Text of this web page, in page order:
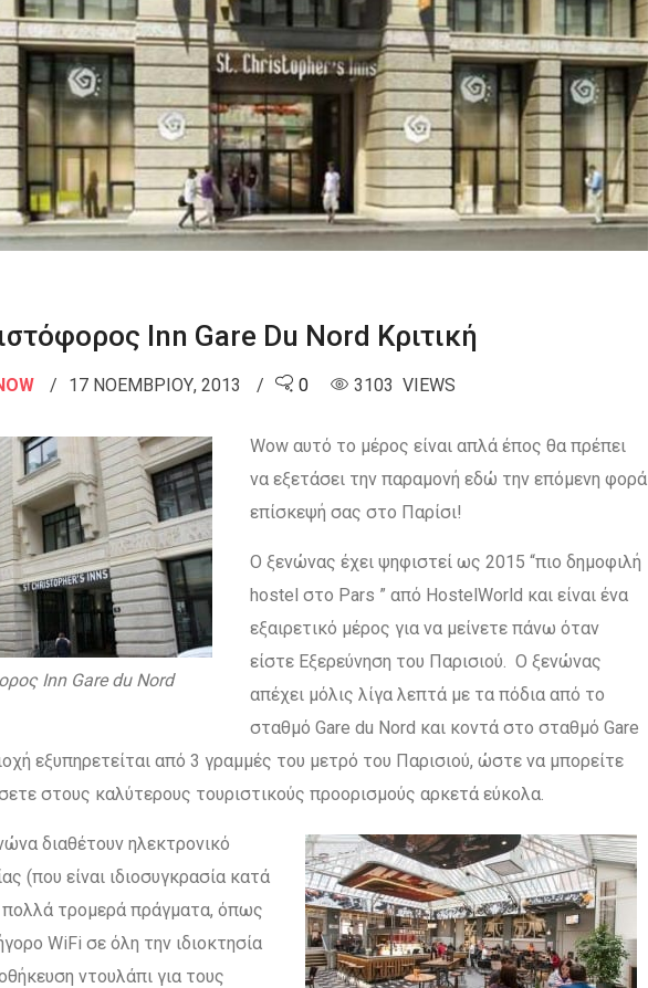
Inn Gare Du Nord Κριτική
17 ΝΟΕΜΒΡΊΟΥ, 2013 0 3103 VIEWS
Inn Gare du Nord
Wow αυτό το μέρος είναι απλά έπος θα πρέπει
να εξετάσει την παραμονή εδώ την επόμενη φορά
επίσκεψή σας στο Παρίσι!
Ο ξενώνας έχει ψηφιστεί ως 2015 “πιο δημοφιλή
hostel στο Pars ” από HostelWorld και είναι ένα
εξαιρετικό μέρος για να μείνετε πάνω όταν
είστε Εξερεύνηση του Παρισιού. Ο ξενώνας
απέχει μόλις λίγα λεπτά με τα πόδια από το
σταθμό Gare du Nord και κοντά στο σταθμό Gare
εξυπηρετείται από 3 γραμμές του μετρό του Παρισιού, ώστε να μπορείτε
στους καλύτερους τουριστικούς προορισμούς αρκετά εύκολα.
διαθέτουν ηλεκτρονικό
(που είναι ιδιοσυγκρασία κατά
πολλά τρομερά πράγματα, όπως
WiFi σε όλη την ιδιοκτησία
ντουλάπι για τους